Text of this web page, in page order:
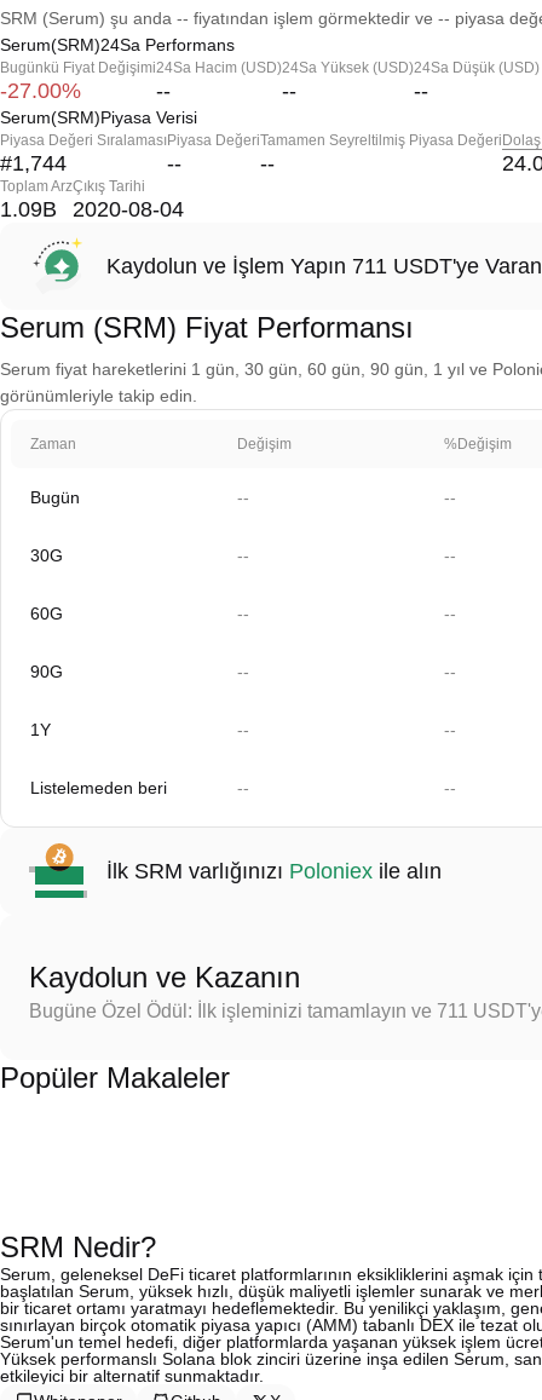
SRM (Serum) şu anda -- fiyatından işlem görmektedir ve -- piyasa
Serum(SRM)24Sa Performans
Bugünkü Fiyat Değişimi
-27.00%
24Sa Hacim (USD)
--
24Sa Yüksek (USD)
--
24Sa Düşük (USD)
--
Serum(SRM)Piyasa Verisi
Piyasa Değeri Sıralaması
#1,744
Piyasa Değeri
--
Tamamen Seyreltilmiş Piyasa Değeri
--
Toplam Arz
1.09B
Çıkış Tarihi
2020-08-04
Kaydolun ve İşlem Yapın 711 USDT'ye
Serum (SRM) Fiyat Performansı
Serum fiyat hareketlerini 1 gün, 30 gün, 60 gün, 90 gün, 1 yıl ve
görünümleriyle takip edin.
Zaman Değişim %Değişim
Bugün -- --
30G -- --
60G -- --
90G -- --
1Y -- --
Listelemeden beri -- --
İlk SRM varlığınızı Poloniex ile alın
Kaydolun ve Kazanın
Bugüne Özel Ödül: İlk işleminizi tamamlayın ve 711
Popüler Makaleler
SRM Nedir?
Serum, geleneksel DeFi ticaret platformlarının eksikliklerini aşmak
başlatılan Serum, yüksek hızlı, düşük maliyetli işlemler sunarak ve
bir ticaret ortamı yaratmayı hedeflemektedir. Bu yenilikçi yaklaşım,
sınırlayan birçok otomatik piyasa yapıcı (AMM) tabanlı DEX ile tezat
Serum'un temel hedefi, diğer platformlarda yaşanan yüksek işlem
Yüksek performanslı Solana blok zinciri üzerine inşa edilen Serum,
etkileyici bir alternatif sunmaktadır.